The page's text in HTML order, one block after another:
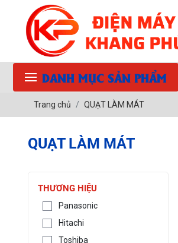
DANH MỤC SẢN PHẨM
Trang chủ QUẠT LÀM MÁT
QUẠT LÀM MÁT
THƯƠNG HIỆU
Panasonic
Hitachi
Toshiba